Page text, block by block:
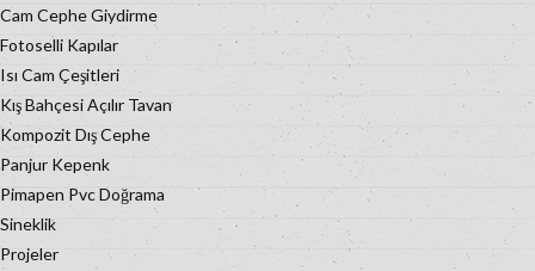
Cam Cephe Giydirme
Fotoselli Kapılar
Isı Cam Çeşitleri
Kış Bahçesi Açılır Tavan
Kompozit Dış Cephe
Panjur Kepenk
Pimapen Pvc Doğrama
Sineklik
Projeler